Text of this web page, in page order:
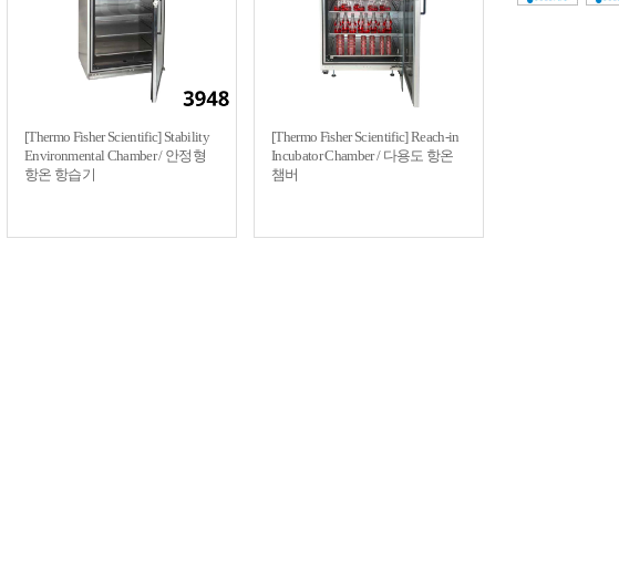
[Thermo Fisher Scientific] Stability
Environmental Chamber / 안정형
항온 항습기
[Thermo Fisher Scientific] Reach-in
Incubator Chamber / 다용도 항온
챔버